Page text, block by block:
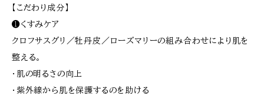
【こだわり成分】
❶くすみケア
クロフサスグリ／牡丹皮／ローズマリーの組み合わせにより肌を
整える。
・肌の明るさの向上
・紫外線から肌を保護するのを助ける